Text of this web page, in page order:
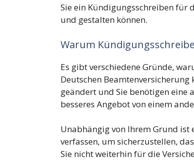
Sie ein Kündigungsschreiben für
und gestalten können.
Warum
Es gibt verschiedene Gründe,
Deutschen
geändert und Sie benötigen eine
besseres Angebot von einem
Unabhängig von Ihrem Grund ist
verfassen, um sicherzustellen,
Sie nicht weiterhin für die